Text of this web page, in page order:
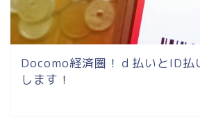
Docomo経済圏！ｄ払いとID払
します！